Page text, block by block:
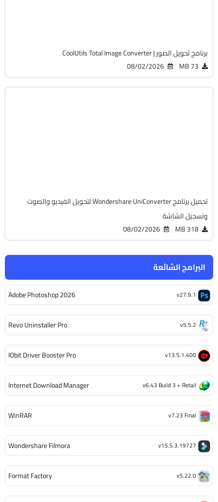
البرامج الشائعة
Adobe Photoshop 2026 v27.9.1
Revo Uninstaller Pro v5.5.2
IObit Driver Booster Pro v13.5.1.400
Internet Download Manager v6.43 Build 3 + Retail
WinRAR v7.23 Final
Wondershare Filmora v15.5.3.19727
Format Factory v5.22.0
برنامج تحويل الصور | CoolUtils Total Image Converter
73 MB
08/02/2026
تحميل برنامج Wondershare UniConverter لتحويل الفيديو والصوت
وتسجيل الشاشة
318 MB
08/02/2026